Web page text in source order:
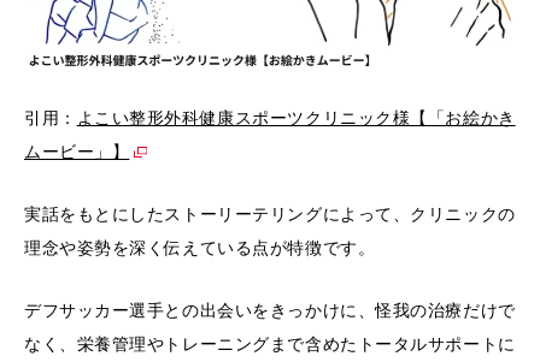
引用： よこい整形外科健康スポーツクリニック様【「お絵かき
ムービー」】
実話をもとにしたストーリーテリングによって、クリニックの
理念や姿勢を深く伝えている点が特徴です。
デフサッカー選手との出会いをきっかけに、怪我の治療だけで
なく、栄養管理やトレーニングまで含めたトータルサポートに